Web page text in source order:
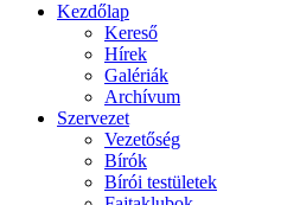
Kezdőlap
Kereső
Hírek
Galériák
Archívum
Szervezet
Vezetőség
Bírók
Bírói testületek